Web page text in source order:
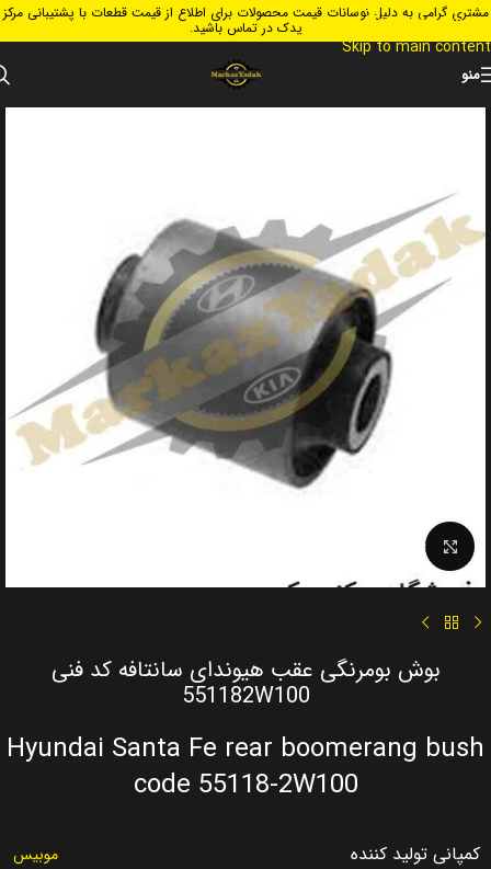
Skip to navigation
Skip to main content
مشتری گرامی به دلیل نوسانات قیمت محصولات برای اطلاع از قیمت قطعات با پشتیبانی مرکز
یدک در تماس باشید.
منو
Click to enlarge
بوش بومرنگی عقب هیوندای سانتافه کد فنی
551182W100
Hyundai Santa Fe rear boomerang bush
code 55118-2W100
کمپانی تولید کننده موبیس